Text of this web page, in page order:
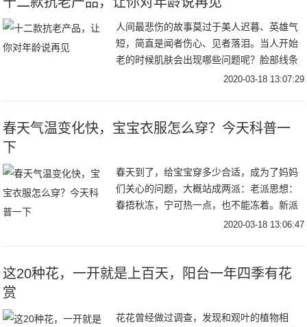
人间最悲伤的故事莫过于美人迟暮、英雄气
短，简直是闻者伤心、见者落泪。当人开始
老的时候肌肤会出现哪些问题呢？脸部线条
向下，没有上扬的活力感；颧骨肌肉下垂，
2020-03-18 13:07:29
春天气温变化快，宝宝衣服怎么穿？今天科普一
下
春天到了，给宝宝穿多少合适，成为了妈妈
们关心的问题，大概站成两派：老派思想：
春捂秋冻，宁可热一点，也不能冻着。新派
知识：给宝宝少穿点，很多时候感冒都是悟
2020-03-18 13:06:47
这20种花，一开就是上百天，阳台一年四季有花
赏
花花曾经做过调查，发现和观叶的植物相